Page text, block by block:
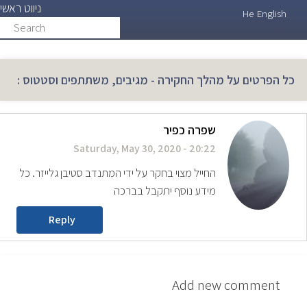
ניווט ראשי
Search
He English
כל הפרטים על מהלך החקירה - מגיבים, משתתפים וסטטוס :
שפרה כפיר
Saturday, May 30, 2020 - 20:22
החייל מצוי בחקר על ידי המתנדב סטיבן גלייזר. כל
מידע נוסף יתקבל בברכה
Reply
Add new comment